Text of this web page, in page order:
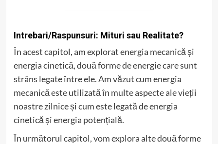
Intrebari/Raspunsuri: Mituri sau Realitate?
În acest capitol, am explorat energia mecanică și
energia cinetică, două forme de energie care sunt
strâns legate între ele. Am văzut cum energia
mecanică este utilizată în multe aspecte ale vieții
noastre zilnice și cum este legată de energia
cinetică și energia potențială.
În următorul capitol, vom explora alte două forme